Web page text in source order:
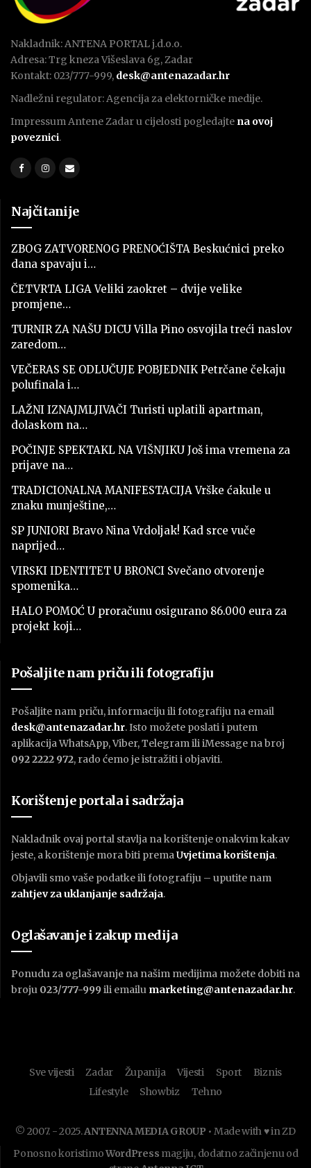
Nakladnik: ANTENA PORTAL j.d.o.o.
Adresa: Trg kneza Višeslava 6g, Zadar
Kontakt: 023/777-999, desk@antenazadar.hr
Nadležni regulator: Agencija za elektorničke medije.
Impressum Antene Zadar u cijelosti pogledajte na ovoj
poveznici.
Najčitanije
ZBOG ZATVORENOG PRENOĆIŠTA Beskućnici preko
dana spavaju i…
ČETVRTA LIGA Veliki zaokret – dvije velike
promjene…
TURNIR ZA NAŠU DICU Villa Pino osvojila treći naslov
zaredom…
VEČERAS SE ODLUČUJE POBJEDNIK Petrčane čekaju
polufinala i…
LAŽNI IZNAJMLJIVAČI Turisti uplatili apartman,
dolaskom na…
POČINJE SPEKTAKL NA VIŠNJIKU Još ima vremena za
prijave na…
TRADICIONALNA MANIFESTACIJA Vrške ćakule u
znaku munještine,…
SP JUNIORI Bravo Nina Vrdoljak! Kad srce vuče
naprijed…
VIRSKI IDENTITET U BRONCI Svečano otvorenje
spomenika…
HALO POMOĆ U proračunu osigurano 86.000 eura za
projekt koji…
Pošaljite nam priču ili fotografiju
Pošaljite nam priču, informaciju ili fotografiju na email
desk@antenazadar.hr. Isto možete poslati i putem
aplikacija WhatsApp, Viber, Telegram ili iMessage na broj
092 2222 972, rado ćemo je istražiti i objaviti.
Korištenje portala i sadržaja
Nakladnik ovaj portal stavlja na korištenje onakvim kakav
jeste, a korištenje mora biti premaUvjetima korištenja.
Objavili smo vaše podatke ili fotografiju – uputite nam
zahtjev za uklanjanje sadržaja.
Oglašavanje i zakup medija
Ponudu za oglašavanje na našim medijima možete dobiti na
broju 023/777-999 ili emailu marketing@antenazadar.hr.
Sve vijesti Zadar Županija Vijesti Sport
Biznis
Lifestyle
Showbiz Tehno
© 2007. - 2025.ANTENNA MEDIA GROUP • Made with ♥ in ZD
Ponosno koristimoWordPress magiju, dodatno začinjenu od